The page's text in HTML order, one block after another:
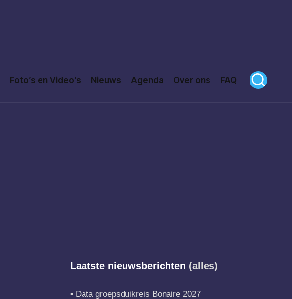
Foto’s en Video’s Nieuws Agenda Over ons FAQ
Laatste nieuwsberichten (alles)
Data groepsduikreis Bonaire 2027